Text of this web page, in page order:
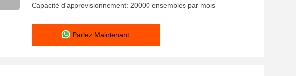
Capacité d'approvisionnement: 20000 ensembles par mois
Parlez Maintenant.